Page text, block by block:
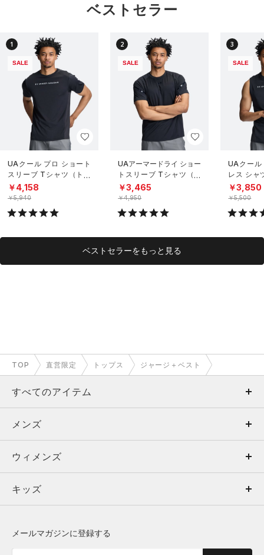
ベストセラー
1
SALE
UAクール プロ ショート
スリーブ Tシャツ（トレ
ーニング/MEN）
￥4,158
￥5,940
2
SALE
UAアーマードライ ショー
トスリーブ Tシャツ（ト
レーニング/MEN）
￥3,465
￥4,950
3
SALE
UAクール
レス シャ
グ/MEN）
￥3,850
￥5,500
ベストセラーをもっと見る
TOP 直営限定 トップス ジャージ＋ベスト
すべてのアイテム
メンズ
ウィメンズ
キッズ
メンズ
トップス
ボトムス
ウィメンズ
トップス
キッズ
メールマガジンに登録する